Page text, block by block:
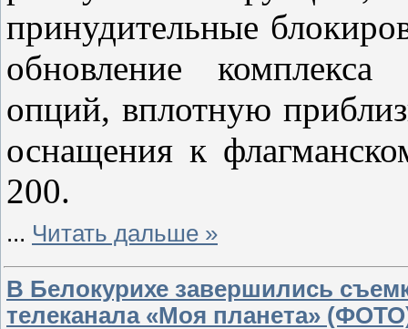
принудительные
обновление
опций, вплотную
оснащения к
200.
... Читать дальше »
В Белокурихе завершились
телеканала «Моя планета»